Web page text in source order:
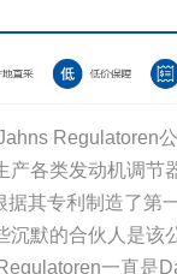
Regulatoren
产各类发动机调节
其专利制造了第
沉默的合伙人是该
一直是